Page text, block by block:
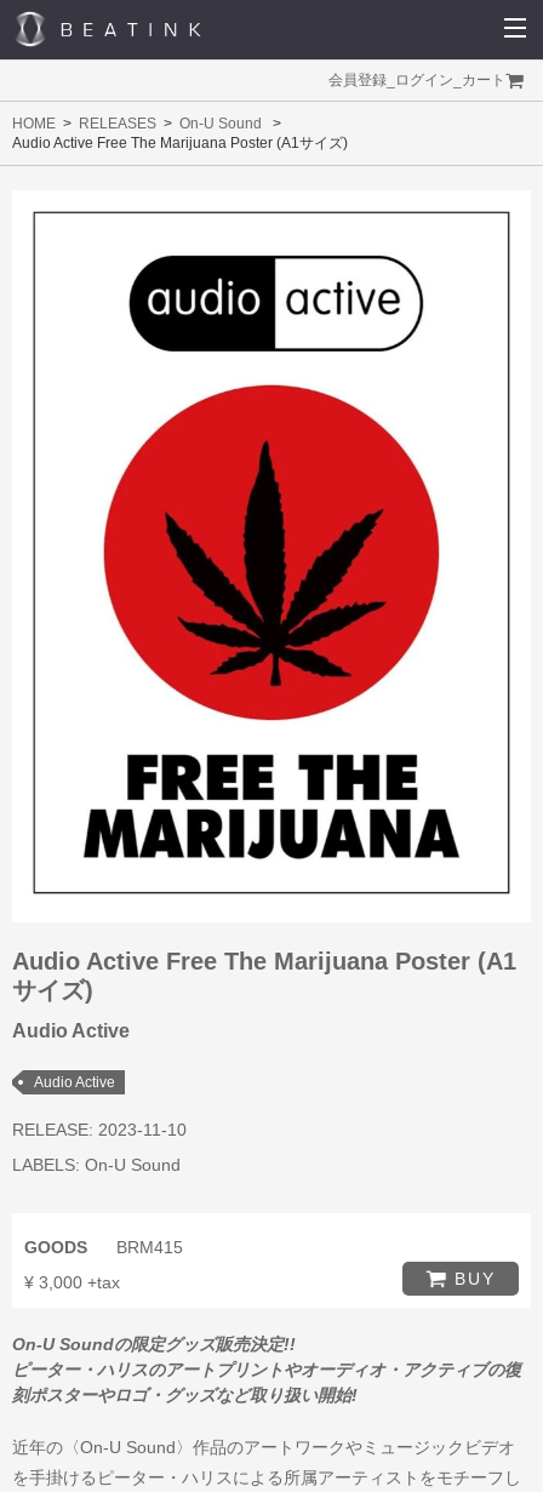
会員登録 ログイン カート
HOME RELEASES
On-U Sound
Audio Active Free The Marijuana Poster (A1サイズ)
Audio Active Free The Marijuana Poster (A1
サイズ)
Audio Active
Audio Active
RELEASE: 2023-11-10
LABELS: On-U Sound
GOODS
BRM415
¥ 3,000 +tax
BUY
On-U Soundの限定グッズ販売決定!!
ピーター・ハリスのアートプリントやオーディオ・アクティブの復
刻ポスターやロゴ・グッズなど取り扱い開始!
近年の〈On-U Sound〉作品のアートワークやミュージックビデオ
を手掛けるピーター・ハリスによる所属アーティストをモチーフし